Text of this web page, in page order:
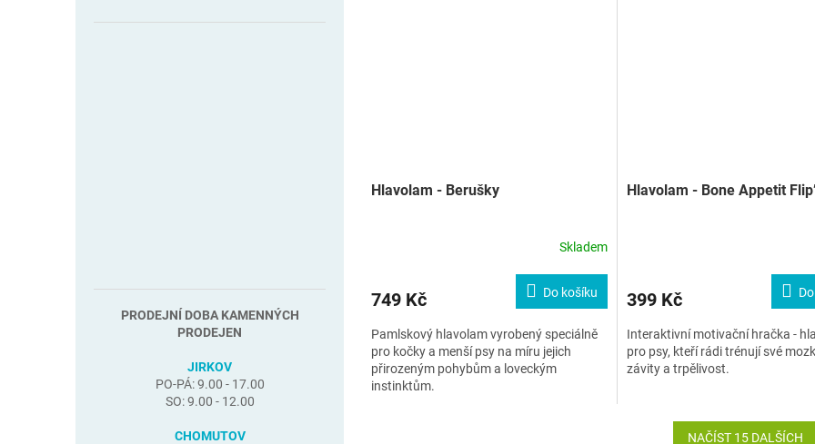
PRODEJNÍ DOBA KAMENNÝCH
PRODEJEN
JIRKOV
PO-PÁ: 9.00 - 17.00
SO: 9.00 - 12.00
CHOMUTOV
Hlavolam - Berušky
Skladem
749 Kč Do košíku
Pamlskový hlavolam vyrobený speciálně
pro kočky a menší psy na míru jejich
přirozeným pohybům a loveckým
instinktům.
Hlavolam - Bone Appetit
399 Kč
Interaktivní motivační hračka -
pro psy, kteří rádi trénují své
závity a trpělivost.
NAČÍST 15 DALŠÍCH